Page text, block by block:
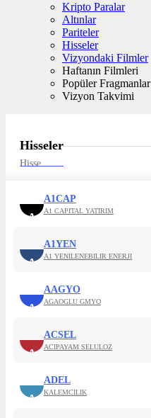
Kripto Paralar
Altınlar
Pariteler
Hisseler
Vizyondaki Filmler
Haftanın Filmleri
Popüler Fragmanlar
Vizyon Takvimi
Hisseler
Hisse
A
A1CAP
A1 CAPITAL YATIRIM
A
A1YEN
A1 YENILENEBILIR ENERJI
A
AAGYO
AGAOGLU GMYO
A
ACSEL
ACIPAYAM SELULOZ
A
ADEL
KALEMCILIK